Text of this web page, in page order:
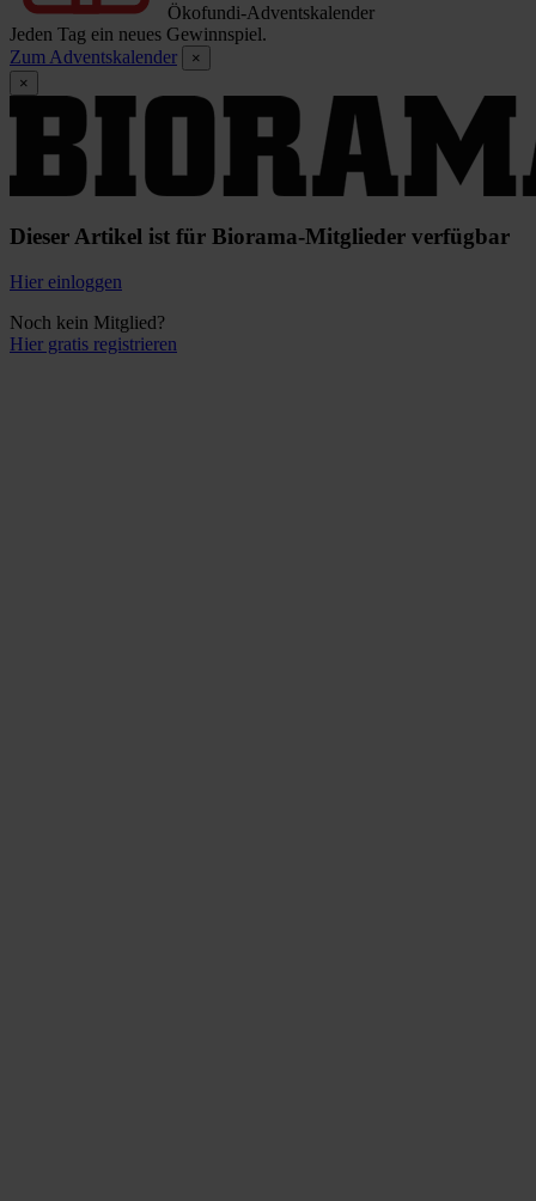
Ökofundi-Adventskalender
Jeden Tag ein neues Gewinnspiel.
Zum Adventskalender
×
×
Dieser Artikel ist für Biorama-Mitglieder verfügbar
Hier einloggen
Noch kein Mitglied?
Hier gratis registrieren